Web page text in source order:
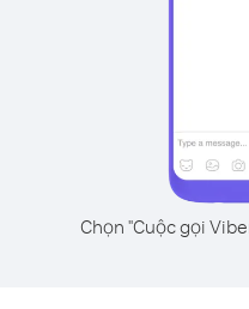
Chọn "Cuộc gọi